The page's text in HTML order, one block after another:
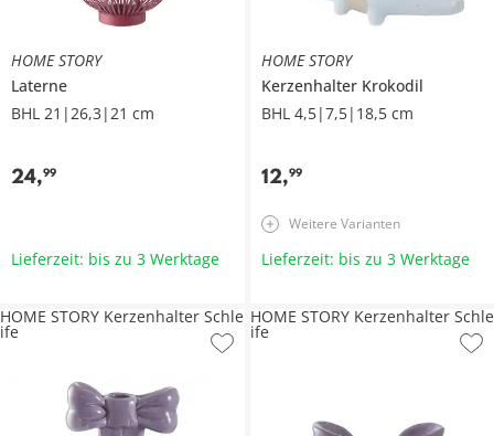
HOME STORY
Laterne
BHL 21|26,3|21 cm
24,99
Lieferzeit: bis zu 3 Werktage
HOME STORY
Kerzenhalter Krokodil
BHL 4,5|7,5|18,5 cm
12,99
Weitere Varianten
Lieferzeit: bis zu 3 Werktage
HOME STORY Kerzenhalter Schle
ife
HOME STORY Kerzenhalter Schle
ife